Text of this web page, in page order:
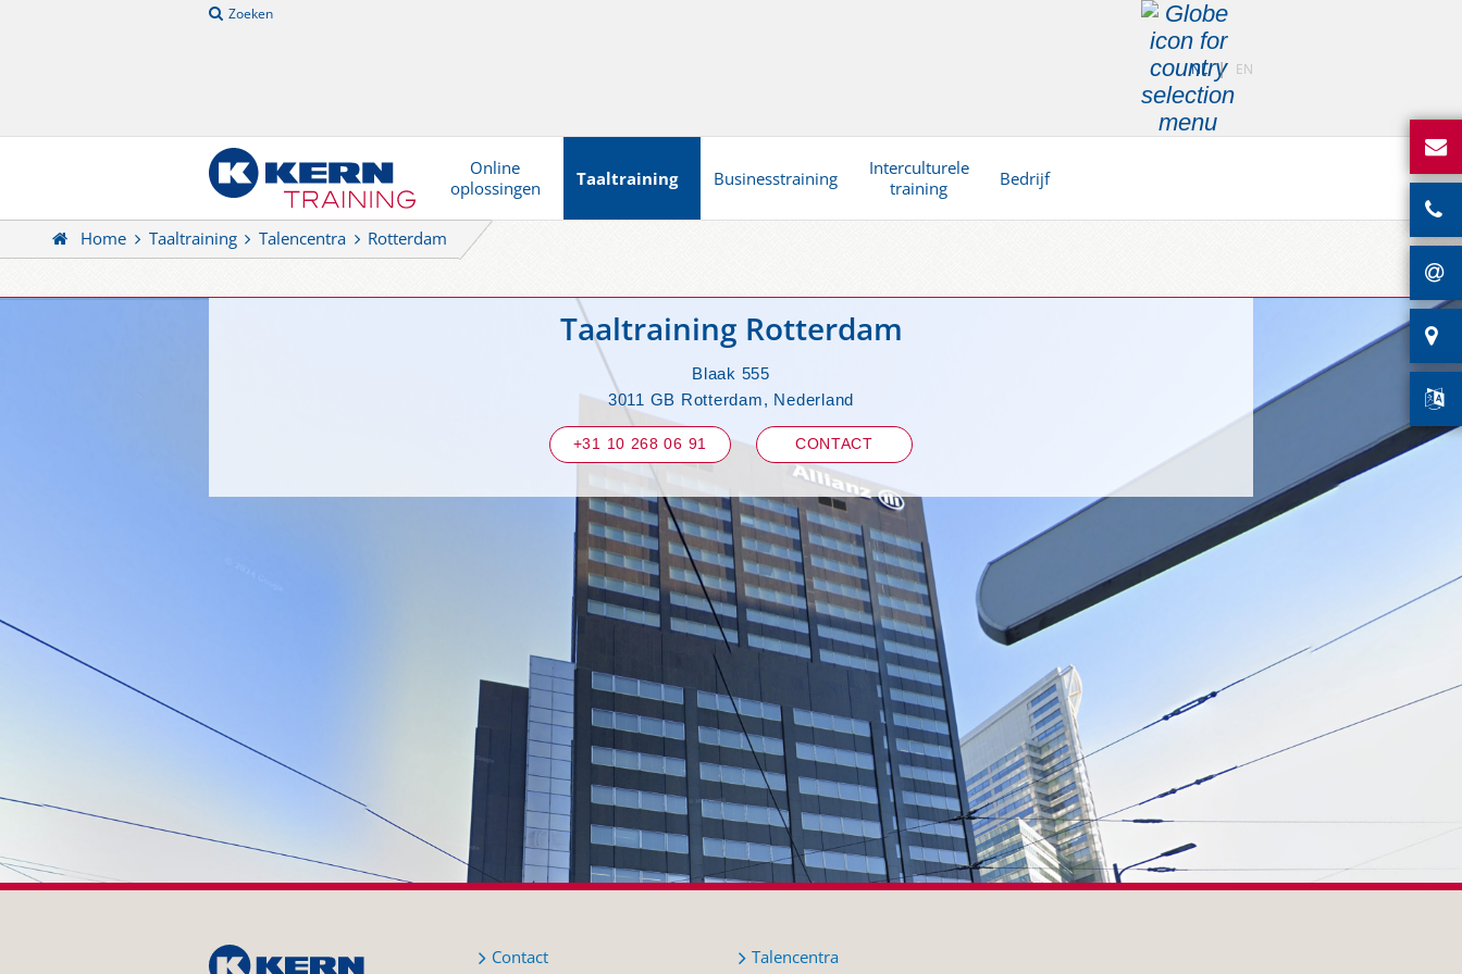
Zoeken
NL EN
Online
oplossingen
Taaltraining Businesstraining
Interculturele
training
Bedrijf
Home Taaltraining Talencentra Rotterdam
Taaltraining Rotterdam
Blaak 555
3011 GB Rotterdam, Nederland
+31 10 268 06 91 CONTACT
Contact
Talencentra